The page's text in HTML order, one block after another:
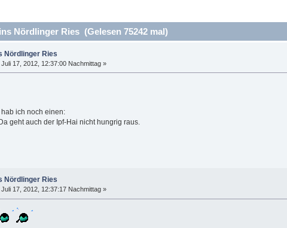
Nördlinger Ries (Gelesen 75242 mal)
Nördlinger Ries
Juli 17, 2012, 12:37:00 Nachmittag »
ich noch einen:
geht auch der Ipf-Hai nicht hungrig raus.
Nördlinger Ries
Juli 17, 2012, 12:37:17 Nachmittag »